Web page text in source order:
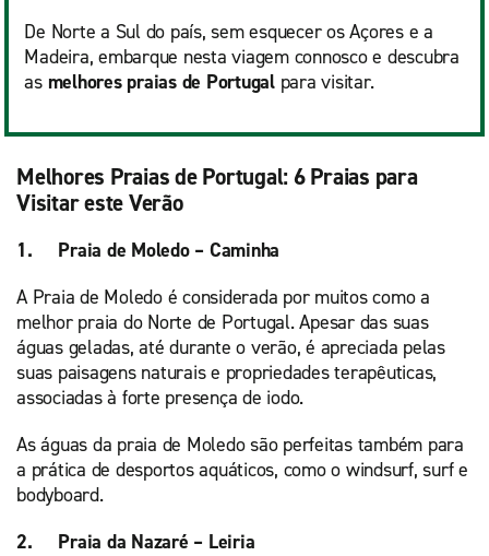
De Norte a Sul do país, sem esquecer os Açores e a
Madeira, embarque nesta viagem connosco e descubra
as melhores praias de Portugal para visitar.
Melhores Praias de Portugal: 6 Praias para
Visitar este Verão
1. Praia de Moledo – Caminha
A Praia de Moledo é considerada por muitos como a
melhor praia do Norte de Portugal. Apesar das suas
águas geladas, até durante o verão, é apreciada pelas
suas paisagens naturais e propriedades terapêuticas,
associadas à forte presença de iodo.
As águas da praia de Moledo são perfeitas também para
a prática de desportos aquáticos, como o windsurf, surf e
bodyboard.
2. Praia da Nazaré – Leiria